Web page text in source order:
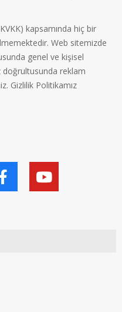
kapsamında hiç bir
Web sitemizde
genel ve kişisel
doğrultusunda reklam
Gizlilik Politikamız